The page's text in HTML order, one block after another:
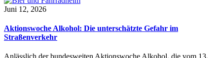
Juni 12, 2026
Aktionswoche Alkohol: Die unterschätzte Gefahr im
Straßenverkehr